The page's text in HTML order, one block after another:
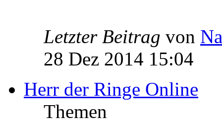
Letzter Beitrag von
28 Dez 2014 15:04
Herr der Ringe Online
Themen